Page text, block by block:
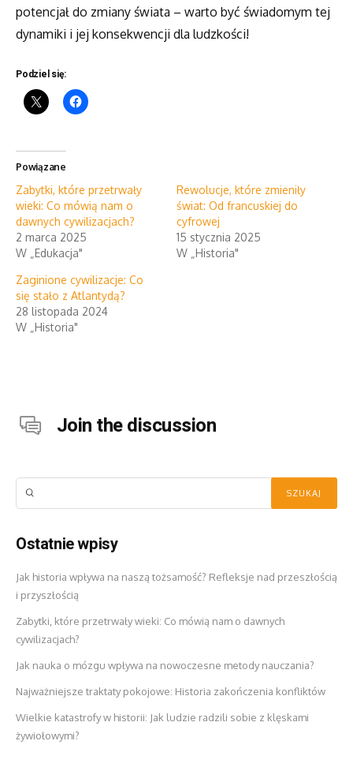
potencjał do zmiany świata – warto być świadomym tej
dynamiki i jej konsekwencji dla ludzkości!
Podziel się:
Powiązane
Zabytki, które przetrwały
wieki: Co mówią nam o
dawnych cywilizacjach?
2 marca 2025
W „Edukacja"
Rewolucje, które zmieniły
świat: Od francuskiej do
cyfrowej
15 stycznia 2025
W „Historia"
Zaginione cywilizacje: Co
się stało z Atlantydą?
28 listopada 2024
W „Historia"
Join the discussion
Ostatnie wpisy
Jak historia wpływa na naszą tożsamość? Refleksje nad przeszłością
i przyszłością
Zabytki, które przetrwały wieki: Co mówią nam o dawnych
cywilizacjach?
Jak nauka o mózgu wpływa na nowoczesne metody nauczania?
Najważniejsze traktaty pokojowe: Historia zakończenia konfliktów
Wielkie katastrofy w historii: Jak ludzie radzili sobie z klęskami
żywiołowymi?